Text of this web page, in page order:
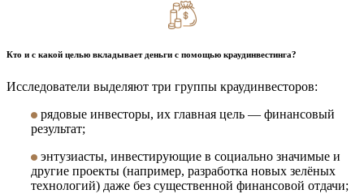
Кто и с какой целью вкладывает деньги с помощью краудинвестинга?
Исследователи выделяют три группы краудинвесторов:
рядовые инвесторы, их главная цель — финансовый
результат;
энтузиасты, инвестирующие в социально значимые и
другие проекты (например, разработка новых зелёных
технологий) даже без существенной финансовой отдачи;